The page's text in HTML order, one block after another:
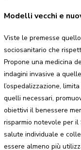
Modelli vecchi e
Viste le premesse
sociosanitario che
Propone una medicina
indagini invasive a
l’ospedalizzazione,
quelli necessari,
obiettivi il benessere
risparmio notevole per
salute individuale e
essere almeno più